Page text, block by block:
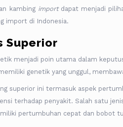
kambing import dapat menjadi
import di Indonesia.
Superior
menjadi poin utama dalam
genetik yang unggul,
superior ini termasuk aspek
terhadap penyakit. Salah satu
pertumbuhan cepat dan bobot